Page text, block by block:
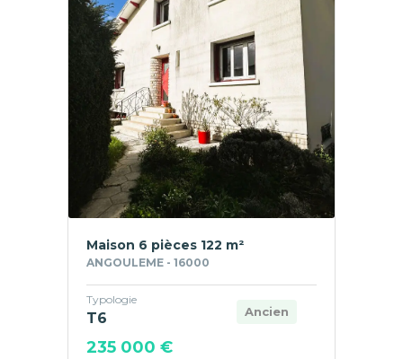
Maison 6 pièces 122 m²
ANGOULEME - 16000
Ancien
Typologie
T6
235 000 €